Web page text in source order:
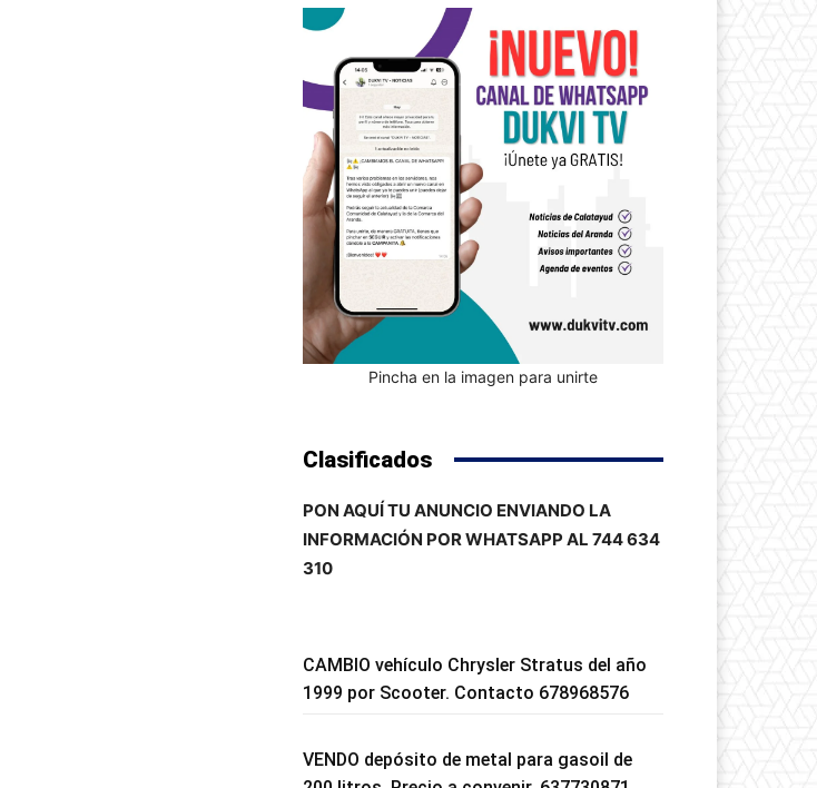
Pincha en la imagen para unirte
Clasificados
PON AQUÍ TU ANUNCIO ENVIANDO LA
INFORMACIÓN POR WHATSAPP AL 744 634
310
CAMBIO vehículo Chrysler Stratus del año
1999 por Scooter. Contacto 678968576
VENDO depósito de metal para gasoil de